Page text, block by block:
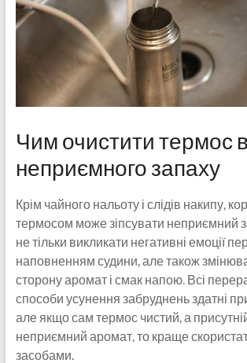
Чим очистити термос
неприємного запаху
Крім чайного нальоту і слідів накипу,
термосом може зіпсувати неприємний
не тільки викликати негативні емоції
наповненням судини, але також
сторону аромат і смак напою. Всі
способи усунення забруднень здатні
але якщо сам термос чистий, а
неприємний аромат, то краще
засобами.